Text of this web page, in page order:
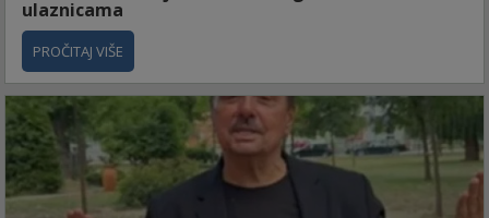
ulaznicama
PROČITAJ VIŠE